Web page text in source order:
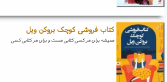
کتاب فروشی کوچک بروکن ویل
همیشه برای هر کسی کتابی هست و برای هر کتابی کسی